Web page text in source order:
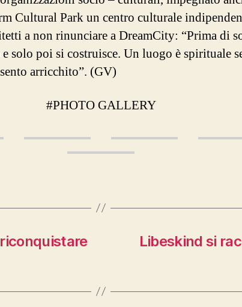
Cultural Park un centro culturale
a non rinunciare a DreamCity: “Prima di
solo poi si costruisce. Un luogo è spirituale
arricchito”. (GV)
#PHOTO GALLERY
Libeskind si